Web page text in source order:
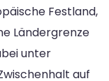
Festland,
Ländergrenze
unter
auf